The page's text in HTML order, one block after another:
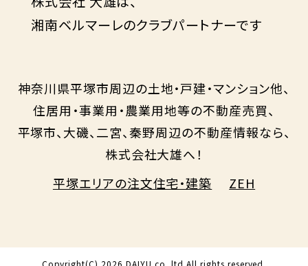
湘南ベルマーレのクラブパートナーです
神奈川県平塚市周辺の土地・戸建・マンション他、
住居用・事業用・農業用地等の不動産売買、
平塚市、大磯、二宮、秦野周辺の不動産情報なら、
株式会社大雄へ！
平塚エリアの注文住宅・建築
ZEH
Copyright(C) 2026 DAIYU co.,ltd All rights reserved.